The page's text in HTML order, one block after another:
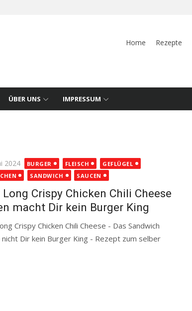
Home Rezepte
ÜBER UNS IMPRESSUM
2024 BURGER FLEISCH
GEFLÜGEL
SANDWICH SAUCEN
Long Crispy Chicken Chili Cheese
macht Dir kein Burger King
Crispy Chicken Chili Cheese - Das Sandwich
nicht Dir kein Burger King - Rezept zum selber